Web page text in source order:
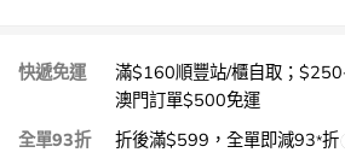
快遞免運
滿$160順豐站/櫃自取；
澳門訂單$500免運
全單93折
折後滿$599，全單即減93*折